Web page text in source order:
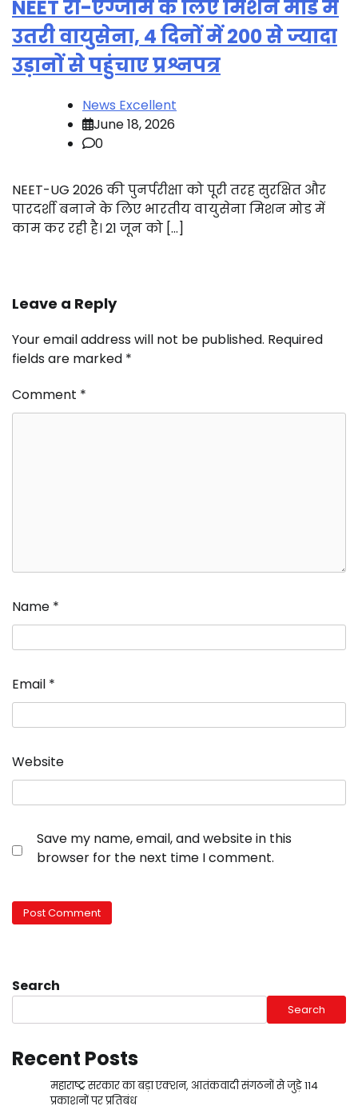
NEET री-एग्जाम के लिए मिशन मोड में
उतरी वायुसेना, 4 दिनों में 200 से ज्यादा
उड़ानों से पहुंचाए प्रश्नपत्र
News Excellent
June 18, 2026
0
NEET-UG 2026 की पुनर्परीक्षा को पूरी तरह सुरक्षित और
पारदर्शी बनाने के लिए भारतीय वायुसेना मिशन मोड में
काम कर रही है। 21 जून को […]
Leave a Reply
Your email address will not be published. Required
fields are marked *
Comment *
Name *
Email *
Website
Save my name, email, and website in this
browser for the next time I comment.
Search
Search
Recent Posts
महाराष्ट्र सरकार का बड़ा एक्शन, आतंकवादी संगठनों से जुड़े 114
प्रकाशनों पर प्रतिबंध